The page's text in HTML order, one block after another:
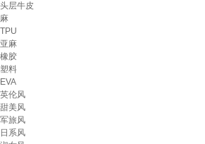
头层牛皮
麻
TPU
亚麻
橡胶
塑料
EVA
英伦风
甜美风
军旅风
日系风